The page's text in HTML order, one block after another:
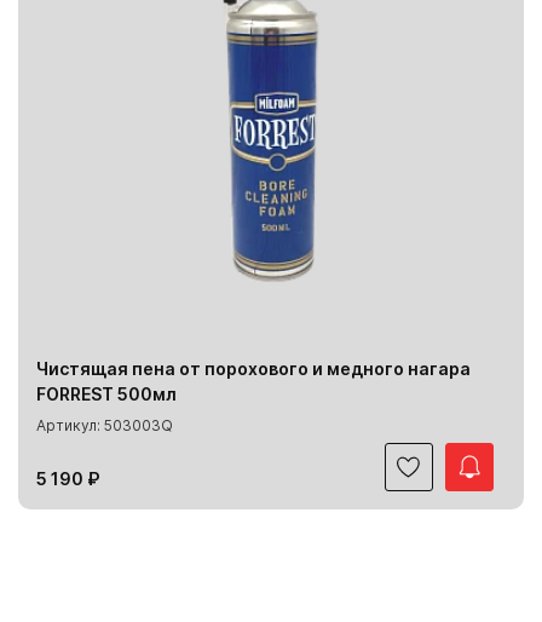
Чистящая пена от порохового и медного нагара
FORREST 500мл
Артикул: 503003Q
5 190 ₽